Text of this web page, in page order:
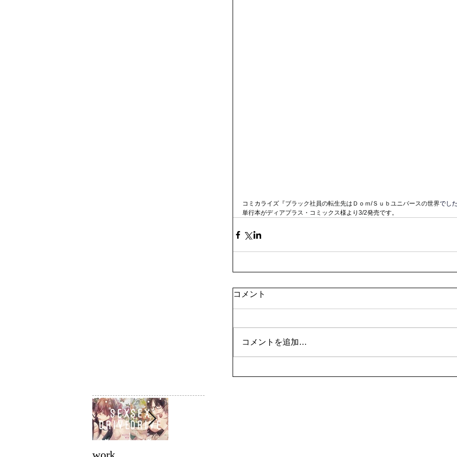
コミカライズ『ブラック社員の転生先はＤｏｍ/Ｓｕｂユニバースの世界でし
単行本がディアプラス・コミックス様より 3/2発売です。
コメント
コメントを追加…